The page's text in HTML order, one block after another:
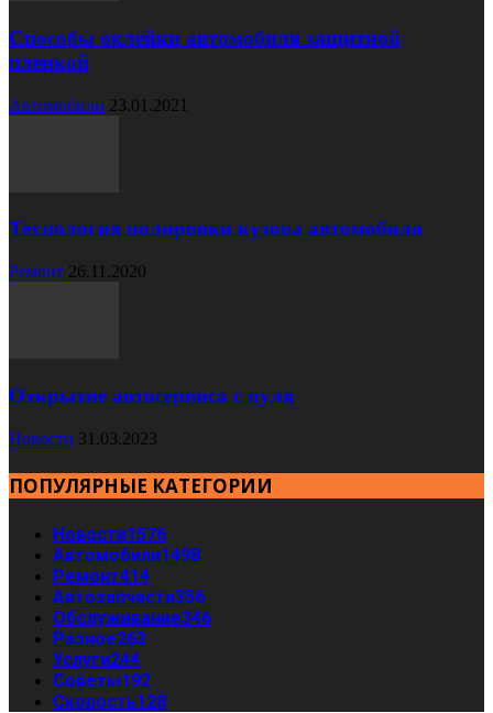
Способы оклейки автомобиля защитной
пленкой
Автомобили 23.01.2021
Технология полировки кузова автомобиля
Ремонт 26.11.2020
Открытие автосервиса с нуля
Новости 31.03.2023
ПОПУЛЯРНЫЕ КАТЕГОРИИ
Новости1576
Автомобили1498
Ремонт414
Автозапчасти356
Обслуживание346
Разное263
Услуги244
Советы192
Скорость128